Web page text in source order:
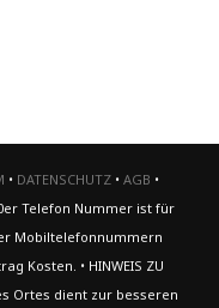
• DATENSCHUTZ • AGB •
Telefon Nummer ist für
Mobiltelefonnummern
Kosten. • HINWEIS ZU
Ortes dient zur besseren